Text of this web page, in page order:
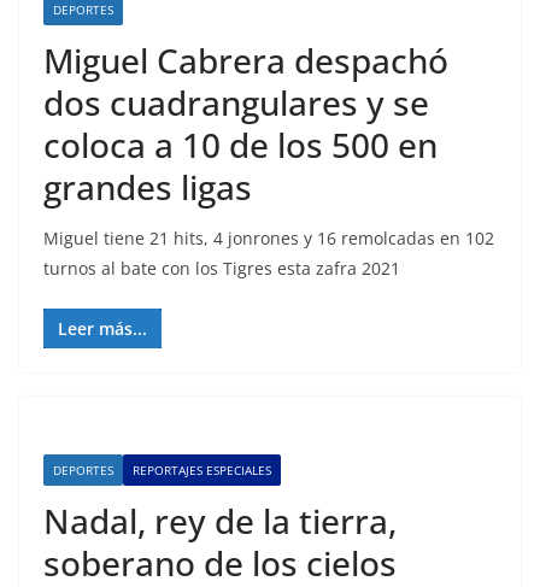
DEPORTES
Miguel Cabrera despachó
dos cuadrangulares y se
coloca a 10 de los 500 en
grandes ligas
Miguel tiene 21 hits, 4 jonrones y 16 remolcadas en 102
turnos al bate con los Tigres esta zafra 2021
Leer más...
DEPORTES REPORTAJES ESPECIALES
Nadal, rey de la tierra,
soberano de los cielos